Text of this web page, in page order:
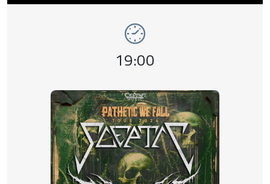
Godzina wydarzenia,
19:00